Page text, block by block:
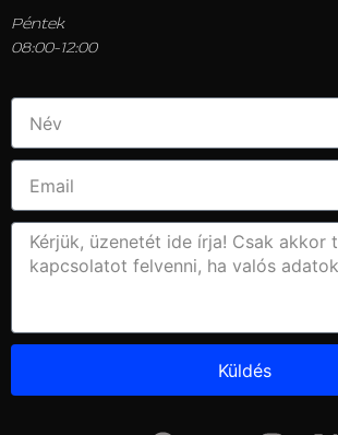
Péntek
08:00-12:00
Küldés